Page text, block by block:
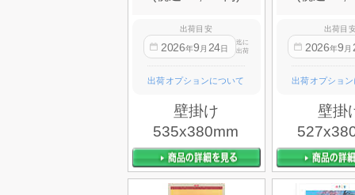
出荷目安
2026年9 月 24日
迄に
出荷
出荷オプションについて
壁掛け
535x380mm
出荷目
2026年9 月
出荷オプショ
壁掛